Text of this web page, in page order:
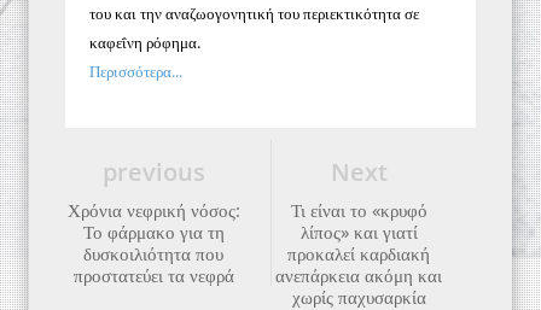
του και την αναζωογονητική του περιεκτικότητα σε
καφεΐνη ρόφημα.
Περισσότερα...
Next
Τι είναι το «κρυφό
λίπος» και γιατί
προκαλεί καρδιακή
ανεπάρκεια ακόμη και
χωρίς παχυσαρκία
previous
Χρόνια νεφρική νόσος:
Το φάρμακο για τη
δυσκοιλιότητα που
προστατεύει τα νεφρά